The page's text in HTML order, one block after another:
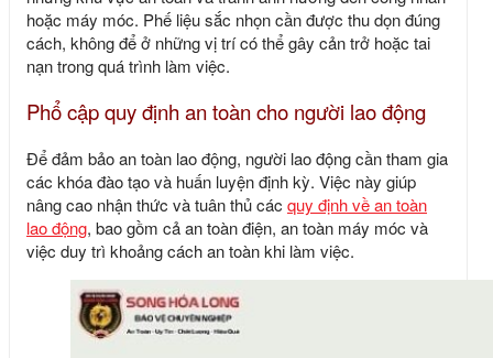
hoặc máy móc. Phế liệu sắc nhọn cần được thu dọn đúng
cách, không để ở những vị trí có thể gây cản trở hoặc tai
nạn trong quá trình làm việc.
Phổ cập quy định an toàn cho người lao động
Để đảm bảo an toàn lao động, người lao động cần tham gia
các khóa đào tạo và huấn luyện định kỳ. Việc này giúp
nâng cao nhận thức và tuân thủ các quy định về an toàn
lao động, bao gồm cả an toàn điện, an toàn máy móc và
việc duy trì khoảng cách an toàn khi làm việc.